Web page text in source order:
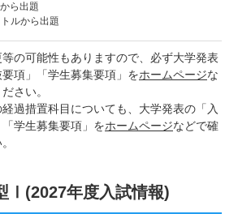
ら出題
ルから出題
の可能性もありますので、必ず大学発表
項」「学生募集要項」をホームページな
さい。
過措置科目についても、大学発表の「入
学生募集要項」をホームページなどで確
Ⅰ(2027年度入試情報)